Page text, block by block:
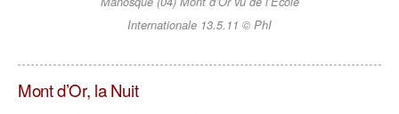
Internationale 13.5.11 © PhI
Mont d’Or, la Nuit